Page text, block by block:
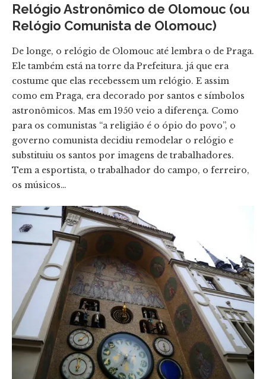
Relógio Astronômico de Olomouc (ou
Relógio Comunista de Olomouc)
De longe, o relógio de Olomouc até lembra o de Praga.
Ele também está na torre da Prefeitura. já que era
costume que elas recebessem um relógio. E assim
como em Praga, era decorado por santos e símbolos
astronômicos. Mas em 1950 veio a diferença. Como
para os comunistas “a religião é o ópio do povo”, o
governo comunista decidiu remodelar o relógio e
substituiu os santos por imagens de trabalhadores.
Tem a esportista, o trabalhador do campo, o ferreiro,
os músicos…